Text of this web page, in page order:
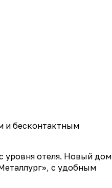
и бесконтактным
уровня отеля. Новый дом
с удобным